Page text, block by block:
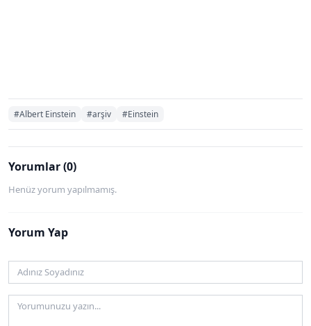
#Albert Einstein #arşiv #Einstein
Yorumlar (0)
Henüz yorum yapılmamış.
Yorum Yap